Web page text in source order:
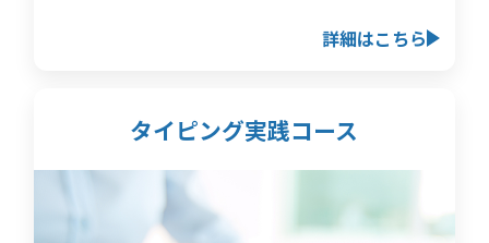
詳細はこちら
タイピング実践コース